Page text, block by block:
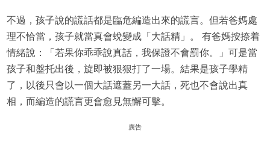
不過，孩子說的謊話都是臨危編造出來的謊言。但若爸媽處
理不恰當，孩子就當真會蛻變成「大話精」。 有爸媽按捺着
情緒說：「若果你乖乖說真話，我保證不會罰你。」可是當
孩子和盤托出後，旋即被狠狠打了一場。結果是孩子學精
了，以後只會以一個大話遮蓋另一大話，死也不會說出真
相，而編造的謊言更會愈見無懈可擊。
廣告